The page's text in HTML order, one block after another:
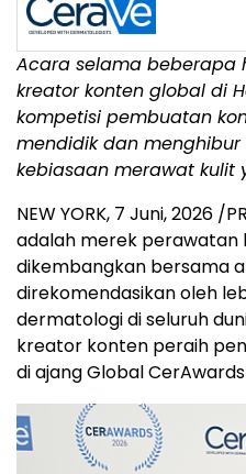
Acara selama beberapa
kreator konten global di
kompetisi pembuatan
mendidik dan menghibur
kebiasaan merawat kulit
NEW YORK, 7 Juni, 2026 /
adalah merek perawatan
dikembangkan bersama
direkomendasikan oleh
dermatologi di seluruh
kreator konten peraih
di ajang Global